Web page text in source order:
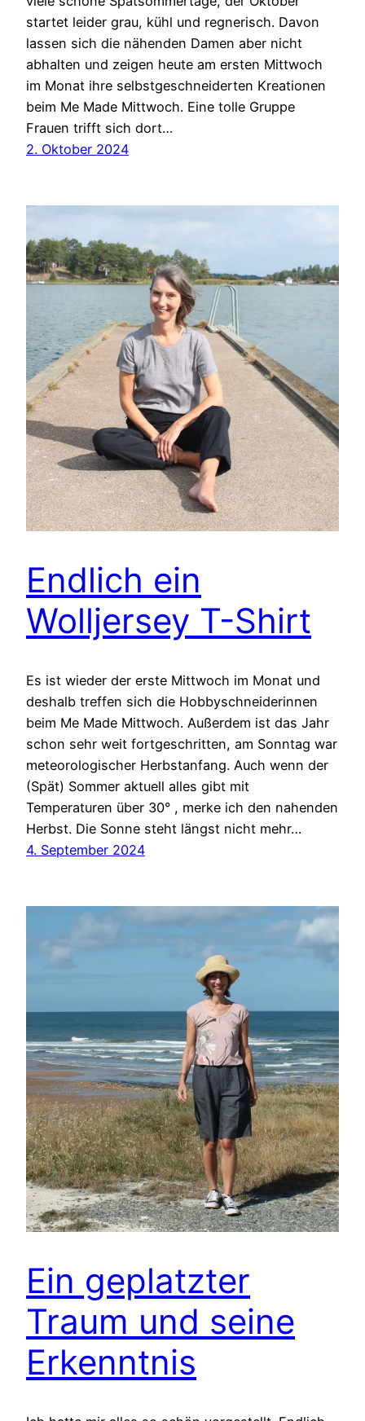
startet leider grau, kühl und regnerisch. Davon
lassen sich die nähenden Damen aber nicht
abhalten und zeigen heute am ersten Mittwoch
im Monat ihre selbstgeschneiderten Kreationen
beim Me Made Mittwoch. Eine tolle Gruppe
Frauen trifft sich dort…
2. Oktober 2024
Endlich ein
Wolljersey T-Shirt
Es ist wieder der erste Mittwoch im Monat und
deshalb treffen sich die Hobbyschneiderinnen
beim Me Made Mittwoch. Außerdem ist das Jahr
schon sehr weit fortgeschritten, am Sonntag war
meteorologischer Herbstanfang. Auch wenn der
(Spät) Sommer aktuell alles gibt mit
Temperaturen über 30° , merke ich den nahenden
Herbst. Die Sonne steht längst nicht mehr…
4. September 2024
Ein geplatzter
Traum und seine
Erkenntnis